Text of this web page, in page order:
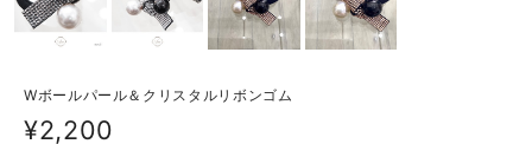
Wボールパール＆クリスタルリボンゴム
¥2,200